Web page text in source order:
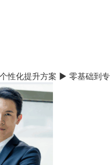
性化提升方案 ▶ 零基础到